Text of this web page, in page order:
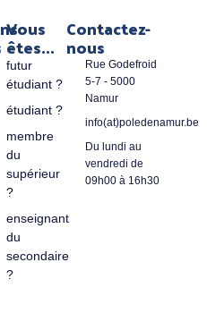
Vous
êtes...
futur
étudiant ?
étudiant ?
membre
du
supérieur
?
enseignant
du
secondaire
?
Contactez-
nous
Rue Godefroid
5-7 - 5000
Namur
info(at)poledenamur.be
Du lundi au
vendredi de
09h00 à 16h30